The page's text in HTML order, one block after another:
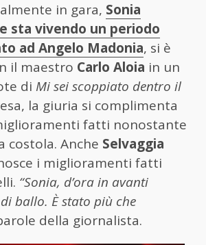
in gara, Sonia
sta vivendo un periodo
ad Angelo Madonia, si è
il maestro Carlo Aloia in un
di Mi sei scoppiato dentro il
la giuria si complimenta
fatti nonostante
costola. Anche Selvaggia
i miglioramenti fatti
“Sonia, d’ora in avanti
ballo. È stato più che
della giornalista.